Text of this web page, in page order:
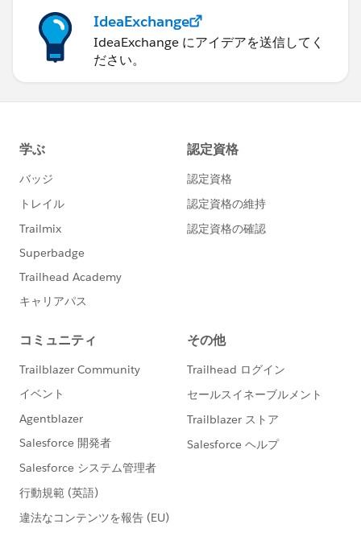
IdeaExchange
IdeaExchange にアイデアを送信してく
ださい。